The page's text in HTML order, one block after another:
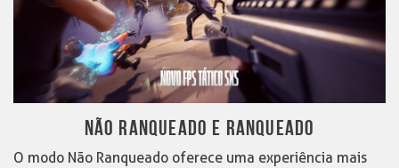
NÃO RANQUEADO E RANQUEADO
O modo Não Ranqueado oferece uma experiência mais